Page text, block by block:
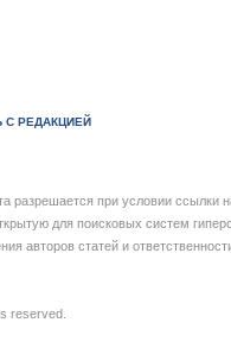
С РЕДАКЦИЕЙ
разрешается при условии ссылки
для поисковых систем
авторов статей и
reserved.